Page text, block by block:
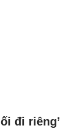
đi riêng’